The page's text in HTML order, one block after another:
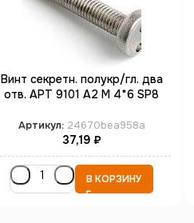
Винт секретн. полукр/гл. два
отв. АРТ 9101 А2 M 4*6 SP8
Артикул: 24670bea958a
37,19 ₽
В КОРЗИНУ